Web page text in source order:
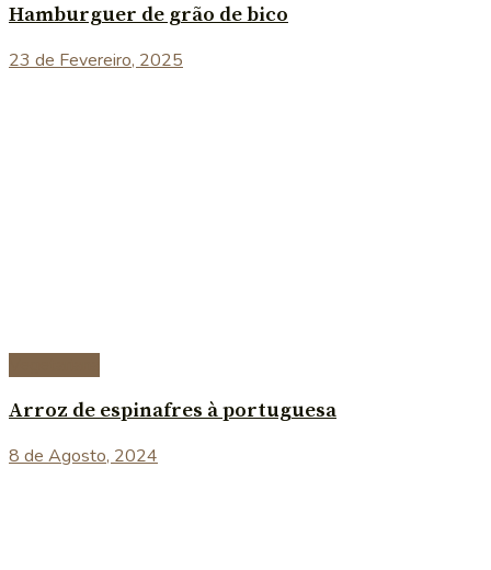
Hamburguer de grão de bico
23 de Fevereiro, 2025
Arroz de espinafres à portuguesa
8 de Agosto, 2024